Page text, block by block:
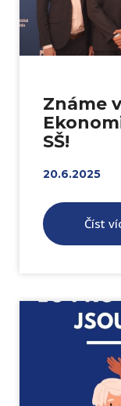
Známe
SŠ!
20.6.2025
Číst